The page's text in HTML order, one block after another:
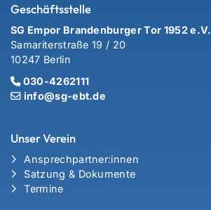
Geschäftsstelle
SG Empor Brandenburger Tor 1952 e.V.
Samariterstraße 19 / 20
10247 Berlin
030-4262111
info@sg-ebt.de
Unser Verein
Ansprechpartner:innen
Satzung & Dokumente
Termine